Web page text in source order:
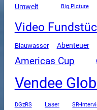
Umwelt Big Picture
Video
Blauwasser Abenteuer
Americas Cup
Vendee
DGzRS Laser SR-